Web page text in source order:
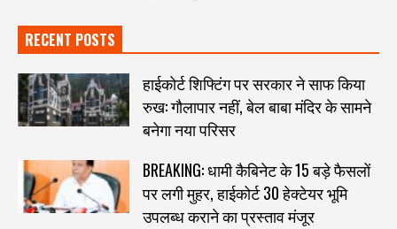
RECENT POSTS
हाईकोर्ट शिफ्टिंग पर सरकार ने साफ किया
रुख: गौलापार नहीं, बेल बाबा मंदिर के सामने
बनेगा नया परिसर
BREAKING: धामी कैबिनेट के 15 बड़े फैसलों
पर लगी मुहर, हाईकोर्ट 30 हेक्टेयर भूमि
उपलब्ध कराने का प्रस्ताव मंजूर